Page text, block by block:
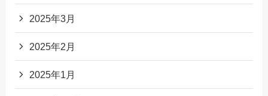
2025年3月
2025年2月
2025年1月